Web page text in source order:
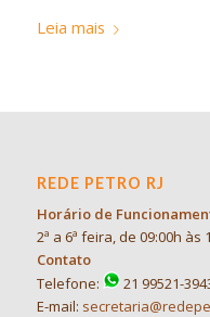
Leia mais
REDE PETRO RJ
Horário de
2ª a 6ª feira, de 09:00h às
Contato
Telefone:
21 99521-
E-mail: